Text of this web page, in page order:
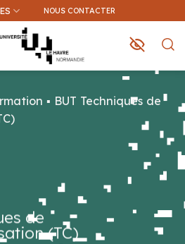
NOUS CONTACTER
vous ?
de
(TC)
▪ BUT Techniques de